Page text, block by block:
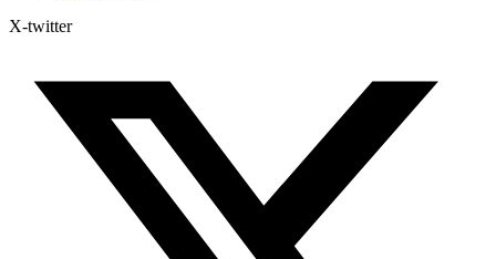
X-twitter